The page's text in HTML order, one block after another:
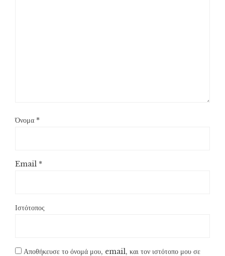
Όνομα *
Email *
Ιστότοπος
Αποθήκευσε το όνομά μου, email, και τον ιστότοπο μου σε